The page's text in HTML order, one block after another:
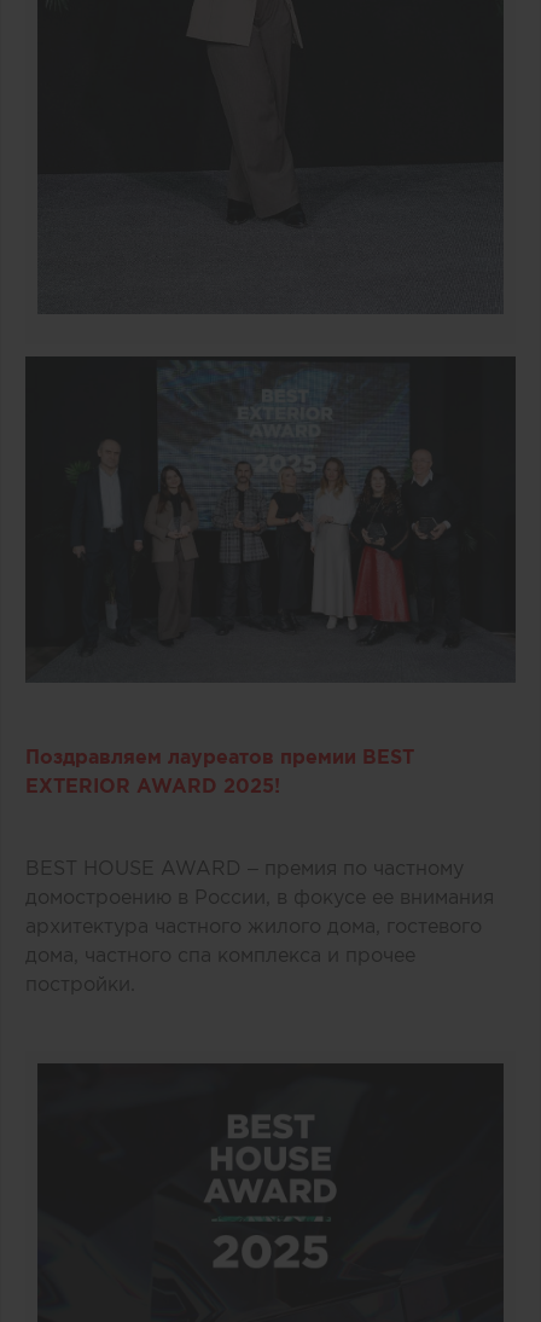
Поздравляем лауреатов премии BEST
EXTERIOR AWARD 2025!
BEST HOUSE AWARD – премия по частному
домостроению в России, в фокусе ее внимания
архитектура частного жилого дома, гостевого
дома, частного спа комплекса и прочее
постройки.